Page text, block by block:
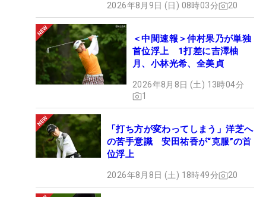
2026年8月9日 (日) 08時03分 20
＜中間速報＞仲村果乃が単独
首位浮上 1打差に吉澤柚
月、小林光希、全美貞
2026年8月8日 (土) 13時04分
1
「打ち方が変わってしまう」洋芝へ
の苦手意識 安田祐香が“克服”の首
位浮上
2026年8月8日 (土) 18時49分 20